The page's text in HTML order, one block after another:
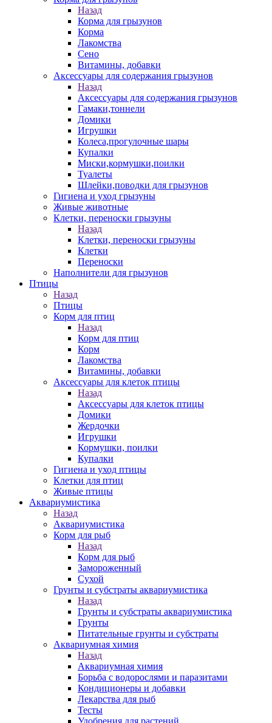
Назад
Корма для грызунов
Корма
Лакомства
Сено
Витамины, добавки
Аксессуары для содержания грызунов
Назад
Аксессуары для содержания грызунов
Гамаки,тоннели
Домики
Игрушки
Колеса,прогулочные шары
Купалки
Миски,кормушки,поилки
Туалеты
Шлейки,поводки для грызунов
Гигиена и уход грызуны
Живые животные
Клетки, переноски грызуны
Назад
Клетки, переноски грызуны
Клетки
Переноски
Наполнители для грызунов
Птицы
Назад
Птицы
Корм для птиц
Назад
Корм для птиц
Корм
Лакомства
Витамины, добавки
Аксессуары для клеток птицы
Назад
Аксессуары для клеток птицы
Домики
Жердочки
Игрушки
Кормушки, поилки
Купалки
Гигиена и уход птицы
Клетки для птиц
Живые птицы
Аквариумистика
Назад
Аквариумистика
Корм для рыб
Назад
Корм для рыб
Замороженный
Сухой
Грунты и субстраты аквариумистика
Назад
Грунты и субстраты аквариумистика
Грунты
Питательные грунты и субстраты
Аквариумная химия
Назад
Аквариумная химия
Борьба с водорослями и паразитами
Кондиционеры и добавки
Лекарства для рыб
Тесты
Удобрения для растений